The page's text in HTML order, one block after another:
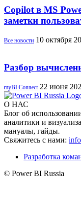
Copilot в MS
заметки
Все новости 10 октября
Разбор
myBI Connect 22 июня
О НАС
Блог об
аналитики и
мануалы, гайды.
Свяжитесь с нами:
Разработка
© Power BI Russia